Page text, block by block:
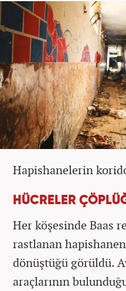
Hapishanelerin
HÜCRELER
Her köşesinde Baas
rastlanan
dönüştüğü görüldü.
araçlarının